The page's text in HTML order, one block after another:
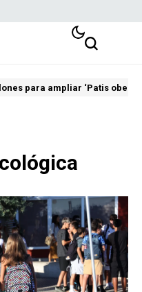
para ampliar ‘Patis